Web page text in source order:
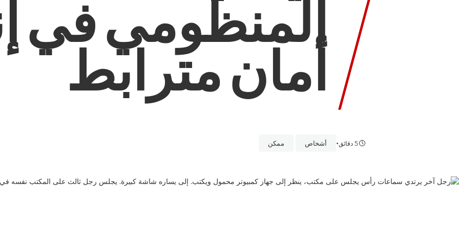
المنظومي في
أمان مترابط
5 دقائق • أشخاص ممكن